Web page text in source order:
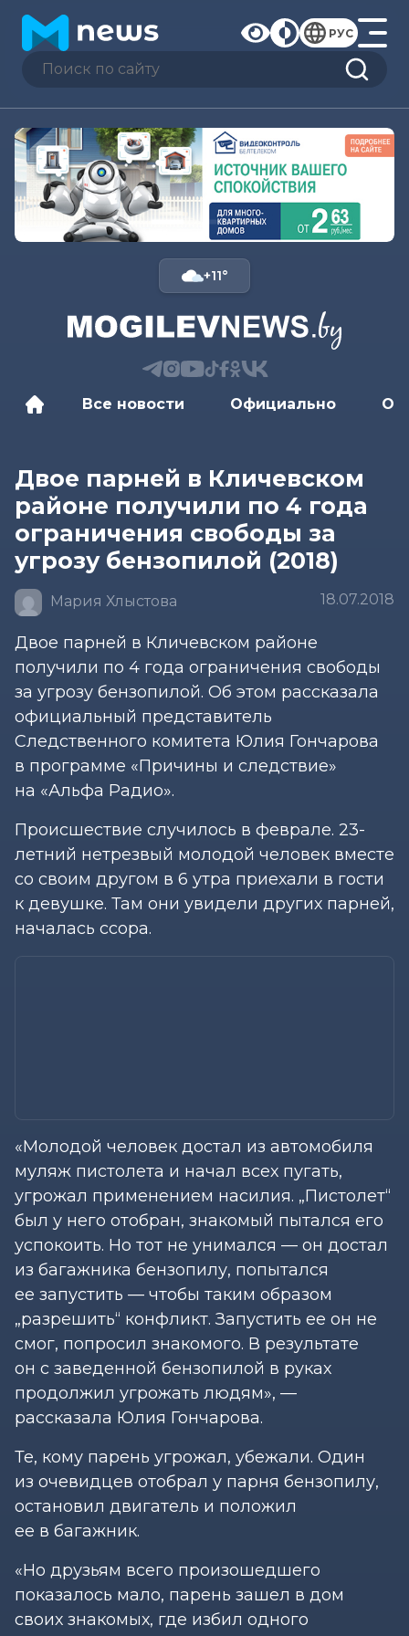
РУС
+11°
Все новости Официально
Двое парней в Кличевском
районе получили по 4 года
ограничения свободы за
угрозу бензопилой (2018)
Мария Хлыстова 18.07.2018
Двое парней в Кличевском районе
получили по 4 года ограничения свободы
за угрозу бензопилой. Об этом рассказала
официальный представитель
Следственного комитета Юлия Гончарова
в программе «Причины и следствие»
на «Альфа Радио».
Происшествие случилось в феврале. 23-
летний нетрезвый молодой человек вместе
со своим другом в 6 утра приехали в гости
к девушке. Там они увидели других парней,
началась ссора.
«Молодой человек достал из автомобиля
муляж пистолета и начал всех пугать,
угрожал применением насилия. „Пистолет“
был у него отобран, знакомый пытался его
успокоить. Но тот не унимался — он достал
из багажника бензопилу, попытался
ее запустить — чтобы таким образом
„разрешить“ конфликт. Запустить ее он не
смог, попросил знакомого. В результате
он с заведенной бензопилой в руках
продолжил угрожать людям», —
рассказала Юлия Гончарова.
Те, кому парень угрожал, убежали. Один
из очевидцев отобрал у парня бензопилу,
остановил двигатель и положил
ее в багажник.
«Но друзьям всего произошедшего
показалось мало, парень зашел в дом
своих знакомых, где избил одного